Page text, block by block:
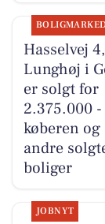
Hasselvej 4,
Lunghøj i
er solgt for
2.375.000 -
køberen og
andre
boliger
JOBNYT